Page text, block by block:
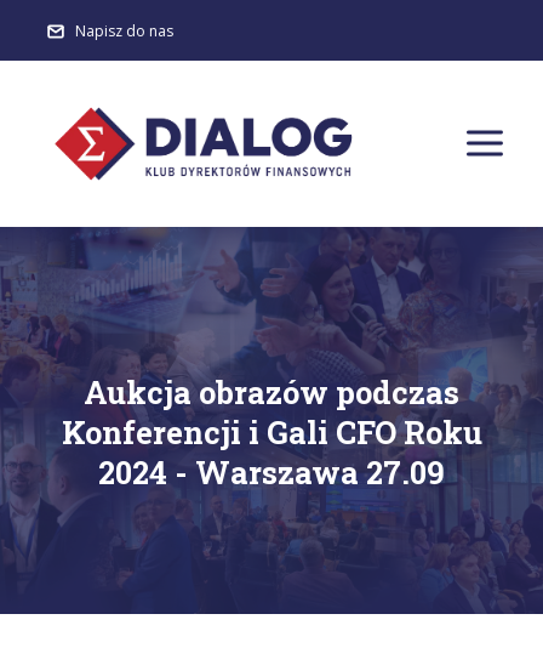
Napisz do nas
Aukcja obrazów podczas
Konferencji i Gali CFO Roku
2024 - Warszawa 27.09